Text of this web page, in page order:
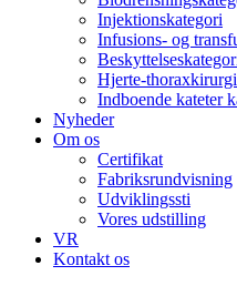
Injektionskategori
Infusions- og
Hjerte-
Indboende kateter
Nyheder
Om os
Certifikat
Fabriksrundvisning
Udviklingssti
Vores udstilling
VR
Kontakt os